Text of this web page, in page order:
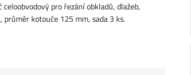
pro řezání obkladů, dlažeb,
průměr kotouče 125 mm, sada 3 ks.